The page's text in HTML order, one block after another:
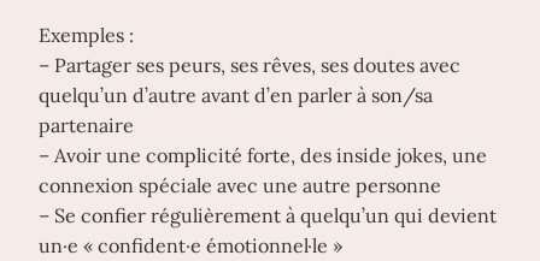
Exemples :
– Partager ses peurs, ses rêves, ses doutes avec
quelqu’un d’autre avant d’en parler à son/sa
partenaire
– Avoir une complicité forte, des inside jokes, une
connexion spéciale avec une autre personne
– Se confier régulièrement à quelqu’un qui devient
un·e « confident·e émotionnel·le »